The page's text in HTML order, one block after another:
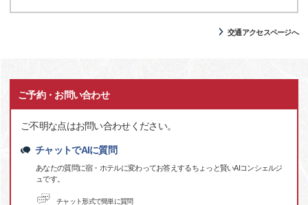
交通アクセスページへ
ご予約・お問い合わせ
ご不明な点はお問い合わせください。
チャットでAIに質問
あなたの質問に宿・ホテルに変わってお答えするちょっと賢いAIコンシェルジ
ュです。
チャット形式で簡単に質問